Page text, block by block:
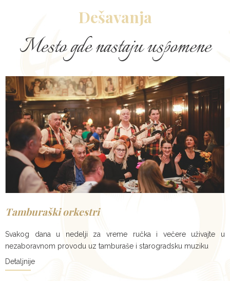
Dešavanja
Mesto gde nastaju uspomene
Tamburaški orkestri
Svakog dana u nedelji za vreme ručka i večere uživajte u
nezaboravnom provodu uz tamburaše i starogradsku muziku
Detaljnije